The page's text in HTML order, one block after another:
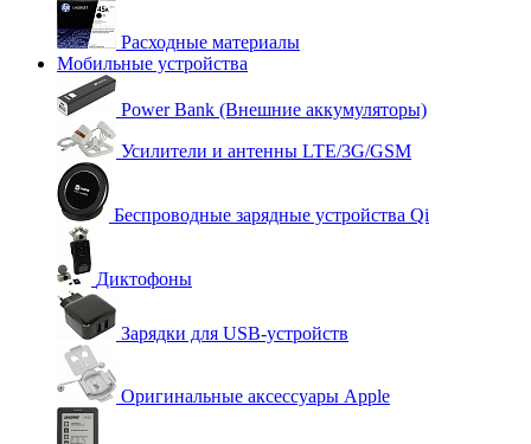
Расходные материалы
Мобильные устройства
Power Bank (Внешние аккумуляторы)
Усилители и антенны LTE/3G/GSM
Беспроводные зарядные устройства Qi
Диктофоны
Зарядки для USB-устройств
Оригинальные аксессуары Apple